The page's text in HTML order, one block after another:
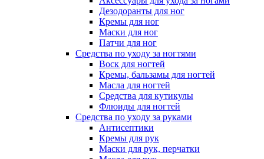
Дезодоранты для ног
Кремы для ног
Маски для ног
Патчи для ног
Средства по уходу за ногтями
Воск для ногтей
Кремы, бальзамы для ногтей
Масла для ногтей
Средства для кутикулы
Флюиды для ногтей
Средства по уходу за руками
Антисептики
Кремы для рук
Маски для рук, перчатки